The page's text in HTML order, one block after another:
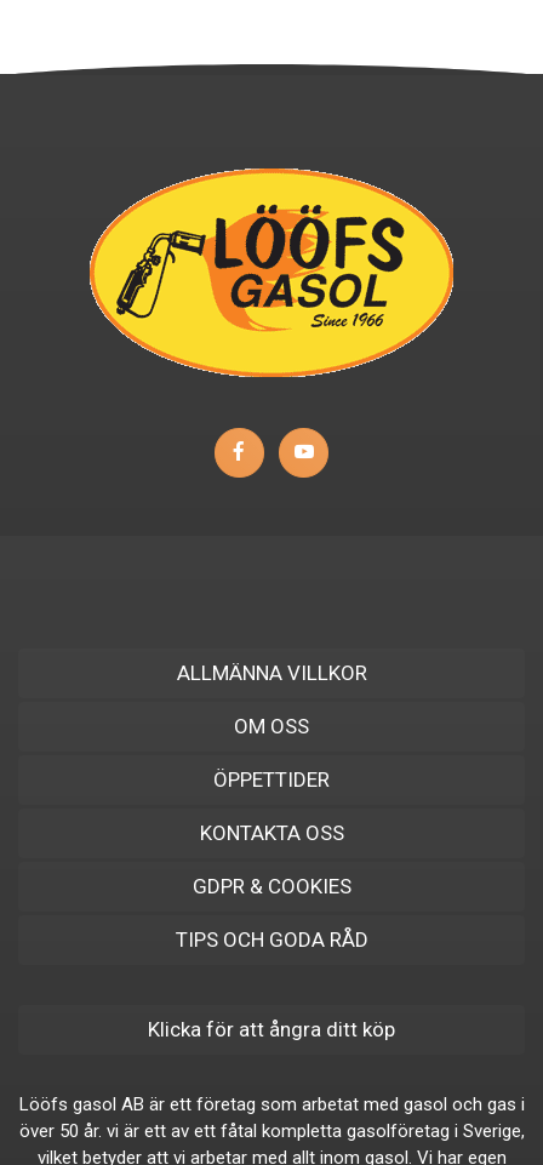
ALLMÄNNA VILLKOR
OM OSS
ÖPPETTIDER
KONTAKTA OSS
GDPR & COOKIES
TIPS OCH GODA RÅD
Klicka för att ångra ditt köp
Lööfs gasol AB är ett företag som arbetat med gasol och gas i
över 50 år. vi är ett av ett fåtal kompletta gasolföretag i Sverige,
vilket betyder att vi arbetar med allt inom gasol. Vi har egen